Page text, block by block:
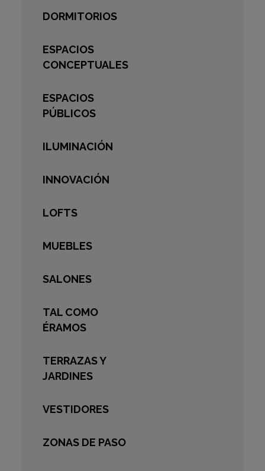
DORMITORIOS
ESPACIOS
CONCEPTUALES
ESPACIOS
PÚBLICOS
ILUMINACIÓN
INNOVACIÓN
LOFTS
MUEBLES
SALONES
TAL COMO
ÉRAMOS
TERRAZAS Y
JARDINES
VESTIDORES
ZONAS DE PASO